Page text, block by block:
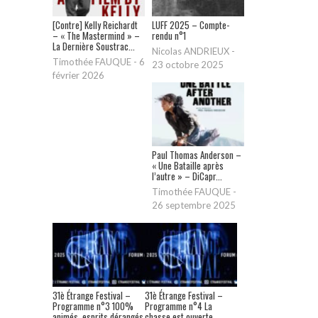
[Contre] Kelly Reichardt
– « The Mastermind » –
La Dernière Soustrac...
Timothée FAUQUE - 6
février 2026
LUFF 2025 – Compte-
rendu n°1
Nicolas ANDRIEUX -
23 octobre 2025
Paul Thomas Anderson –
« Une Bataille après
l’autre » – DiCapr...
Timothée FAUQUE -
26 septembre 2025
31è Étrange Festival –
Programme n°3 100%
31è Étrange Festival –
Programme n°4 La